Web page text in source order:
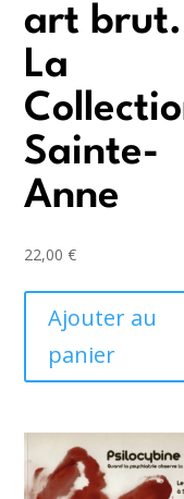
art brut.
La
Sainte-
Anne
22,00€
Ajouter au
panier